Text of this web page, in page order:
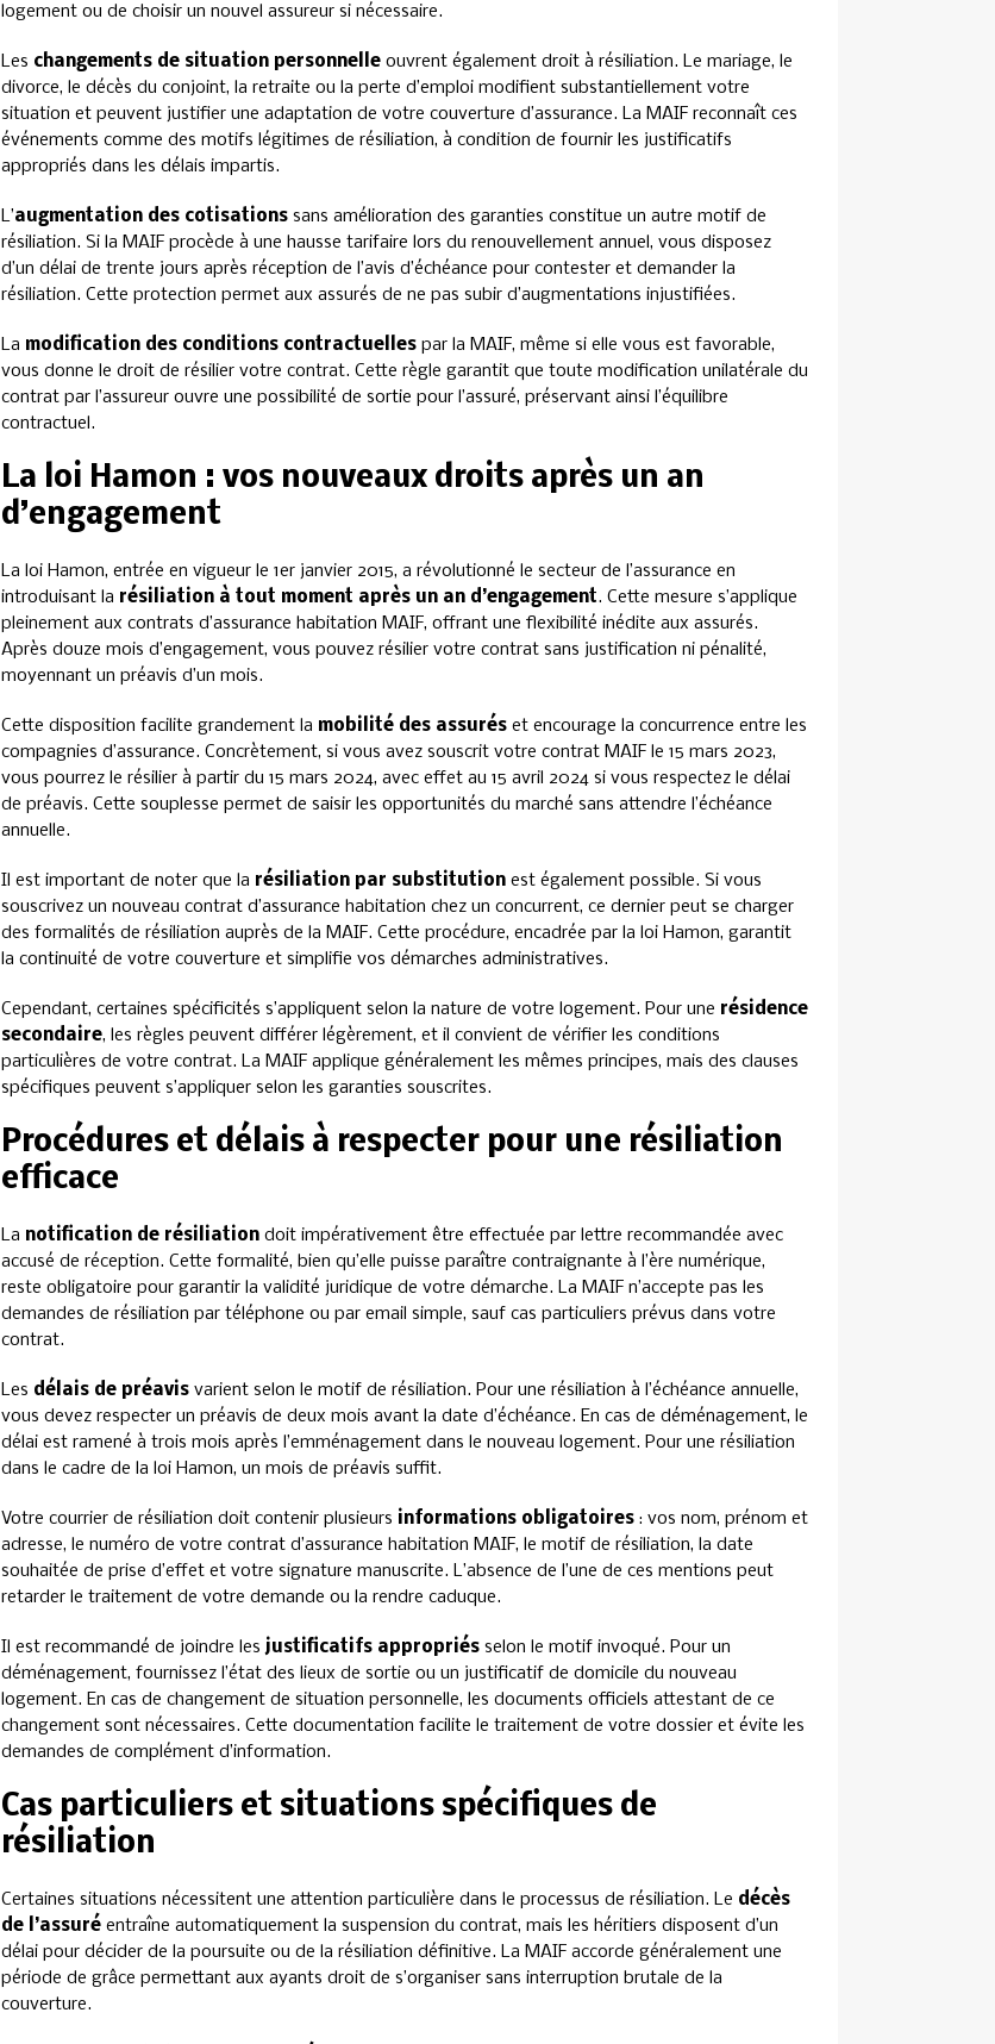
logement ou de choisir un nouvel assureur si nécessaire.
Les changements de situation personnelleouvrent également droit à résiliation. Le mariage, le
divorce, le décès du conjoint, la retraite ou la perte d’emploi modifient substantiellement votre
situation et peuvent justifier une adaptation de votre couverture d’assurance. La MAIF reconnaît ces
événements comme des motifs légitimes de résiliation, à condition de fournir les justificatifs
appropriés dans les délais impartis.
L’augmentation des cotisationssans amélioration des garanties constitue un autre motif de
résiliation. Si la MAIF procède à une hausse tarifaire lors du renouvellement annuel, vous disposez
d’un délai de trente jours après réception de l’avis d’échéance pour contester et demander la
résiliation. Cette protection permet aux assurés de ne pas subir d’augmentations injustifiées.
La modification des conditions contractuellespar la MAIF, même si elle vous est favorable,
vous donne le droit de résilier votre contrat. Cette règle garantit que toute modification unilatérale du
contrat par l’assureur ouvre une possibilité de sortie pour l’assuré, préservant ainsi l’équilibre
contractuel.
La loi Hamon : vos nouveaux droits après un an
d’engagement
La loi Hamon, entrée en vigueur le 1er janvier 2015, a révolutionné le secteur de l’assurance en
introduisant la résiliation à tout moment après un an d’engagement. Cette mesure s’applique
pleinement aux contrats d’assurance habitation MAIF, offrant une flexibilité inédite aux assurés.
Après douze mois d’engagement, vous pouvez résilier votre contrat sans justification ni pénalité,
moyennant un préavis d’un mois.
Cette disposition facilite grandement la mobilité des assuréset encourage la concurrence entre les
compagnies d’assurance. Concrètement, si vous avez souscrit votre contrat MAIF le 15 mars 2023,
vous pourrez le résilier à partir du 15 mars 2024, avec effet au 15 avril 2024 si vous respectez le délai
de préavis. Cette souplesse permet de saisir les opportunités du marché sans attendre l’échéance
annuelle.
Il est important de noter que la résiliation par substitutionest également possible. Si vous
souscrivez un nouveau contrat d’assurance habitation chez un concurrent, ce dernier peut se charger
des formalités de résiliation auprès de la MAIF. Cette procédure, encadrée par la loi Hamon, garantit
la continuité de votre couverture et simplifie vos démarches administratives.
Cependant, certaines spécificités s’appliquent selon la nature de votre logement. Pour une résidence
secondaire, les règles peuvent différer légèrement, et il convient de vérifier les conditions
particulières de votre contrat. La MAIF applique généralement les mêmes principes, mais des clauses
spécifiques peuvent s’appliquer selon les garanties souscrites.
Procédures et délais à respecter pour une résiliation
efficace
La notification de résiliationdoit impérativement être effectuée par lettre recommandée avec
accusé de réception. Cette formalité, bien qu’elle puisse paraître contraignante à l’ère numérique,
reste obligatoire pour garantir la validité juridique de votre démarche. La MAIF n’accepte pas les
demandes de résiliation par téléphone ou par email simple, sauf cas particuliers prévus dans votre
contrat.
Les délais de préavisvarient selon le motif de résiliation. Pour une résiliation à l’échéance annuelle,
vous devez respecter un préavis de deux mois avant la date d’échéance. En cas de déménagement, le
délai est ramené à trois mois après l’emménagement dans le nouveau logement. Pour une résiliation
dans le cadre de la loi Hamon, un mois de préavis suffit.
Votre courrier de résiliation doit contenir plusieurs informations obligatoires: vos nom, prénom et
adresse, le numéro de votre contrat d’assurance habitation MAIF, le motif de résiliation, la date
souhaitée de prise d’effet et votre signature manuscrite. L’absence de l’une de ces mentions peut
retarder le traitement de votre demande ou la rendre caduque.
Il est recommandé de joindre les justificatifs appropriésselon le motif invoqué. Pour un
déménagement, fournissez l’état des lieux de sortie ou un justificatif de domicile du nouveau
logement. En cas de changement de situation personnelle, les documents officiels attestant de ce
changement sont nécessaires. Cette documentation facilite le traitement de votre dossier et évite les
demandes de complément d’information.
Cas particuliers et situations spécifiques de
résiliation
Certaines situations nécessitent une attention particulière dans le processus de résiliation. Le décès
de l’assuréentraîne automatiquement la suspension du contrat, mais les héritiers disposent d’un
délai pour décider de la poursuite ou de la résiliation définitive. La MAIF accorde généralement une
période de grâce permettant aux ayants droit de s’organiser sans interruption brutale de la
couverture.